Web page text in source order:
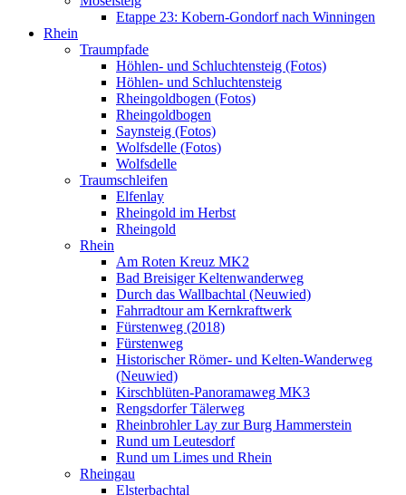
Etappe 23: Kobern-Gondorf nach Winningen
Rhein
Traumpfade
Höhlen- und Schluchtensteig (Fotos)
Höhlen- und Schluchtensteig
Rheingoldbogen (Fotos)
Rheingoldbogen
Saynsteig (Fotos)
Wolfsdelle (Fotos)
Wolfsdelle
Traumschleifen
Elfenlay
Rheingold im Herbst
Rheingold
Rhein
Am Roten Kreuz MK2
Bad Breisiger Keltenwanderweg
Durch das Wallbachtal (Neuwied)
Fahrradtour am Kernkraftwerk
Fürstenweg (2018)
Fürstenweg
Historischer Römer- und Kelten-Wanderweg
(Neuwied)
Kirschblüten-Panoramaweg MK3
Rengsdorfer Tälerweg
Rheinbrohler Lay zur Burg Hammerstein
Rund um Leutesdorf
Rund um Limes und Rhein
Rheingau
Elsterbachtal